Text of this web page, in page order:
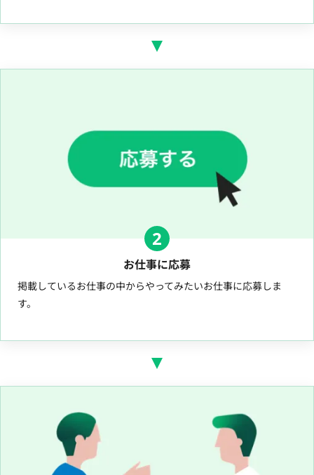
2
お仕事に応募
掲載しているお仕事の中からやってみたいお仕事に応募しま
す。